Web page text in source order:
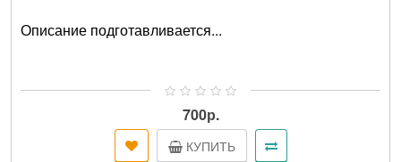
Описание подготавливается...
700р.
КУПИТЬ